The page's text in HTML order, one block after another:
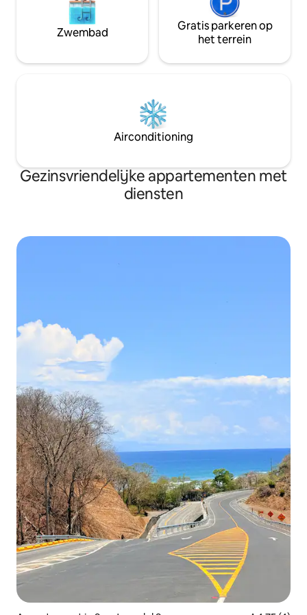
Zwembad
Gratis parkeren op
het terrein
Airconditioning
Gezinsvriendelijke appartementen met
diensten